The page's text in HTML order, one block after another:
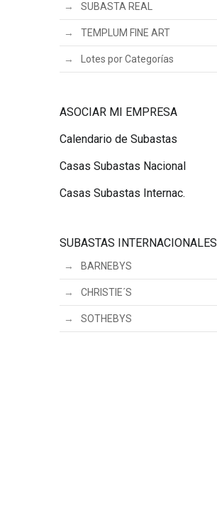
SUBASTA REAL
TEMPLUM FINE ART
Lotes por Categorías
ASOCIAR MI EMPRESA
Calendario de Subastas
Casas Subastas Nacional
Casas Subastas Internac.
SUBASTAS INTERNACIONALES
BARNEBYS
CHRISTIE´S
SOTHEBYS